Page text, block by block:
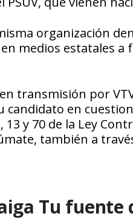
organización
medios estatales
transmisión por
candidato en
y 70 de la Ley
también a
Tu fuente